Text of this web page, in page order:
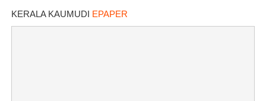
KERALA KAUMUDI EPAPER